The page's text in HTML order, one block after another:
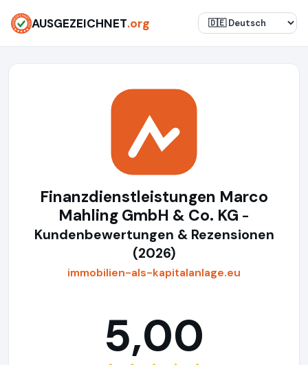
AUSGEZEICHNET.org
Finanzdienstleistungen Marco
Mahling GmbH & Co. KG -
Kundenbewertungen & Rezensionen
(2026)
immobilien-als-kapitalanlage.eu
5,00